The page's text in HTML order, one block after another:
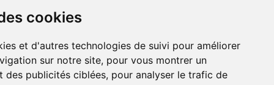
cookies
et d'autres technologies de suivi pour améliorer
sur notre site, pour vous montrer un
des publicités ciblées, pour analyser le trafic de